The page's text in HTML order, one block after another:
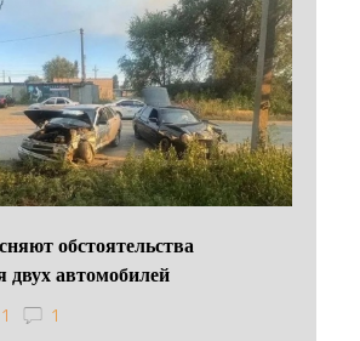
обстоятельства
двух автомобилей
1